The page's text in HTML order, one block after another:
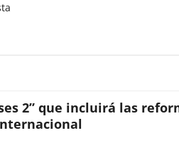
2” que incluirá las